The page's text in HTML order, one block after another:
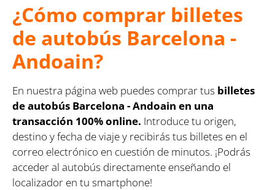
¿Cómo comprar billetes
de autobús Barcelona -
Andoain?
En nuestra página web puedes comprar tus billetes
de autobús Barcelona - Andoain en una
transacción 100% online. Introduce tu origen,
destino y fecha de viaje y recibirás tus billetes en el
correo electrónico en cuestión de minutos. ¡Podrás
acceder al autobús directamente enseñando el
localizador en tu smartphone!